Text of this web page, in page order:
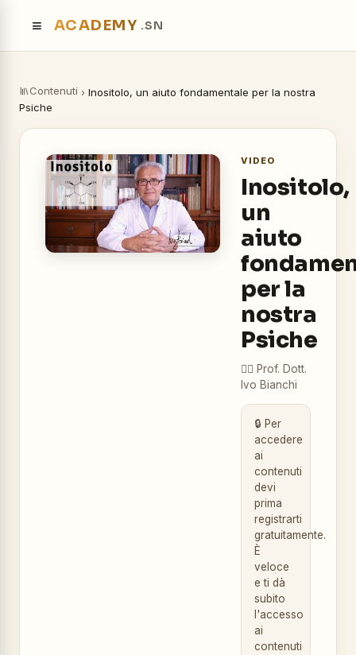
≡ ACADEMY .SN
Contenuti › Inositolo, un aiuto fondamentale per la nostra
Psiche
VIDEO
Inositolo,
un
aiuto
per la
nostra
Psiche
👨‍⚕️ Prof. Dott.
Ivo Bianchi
🔒 Per
accedere
ai
contenuti
devi
prima
registrarti
gratuitamente.
È
veloce
e ti dà
subito
l'accesso
ai
contenuti